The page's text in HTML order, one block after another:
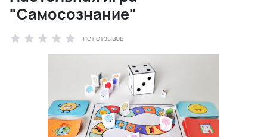
"Самосознание"
нет отзывов